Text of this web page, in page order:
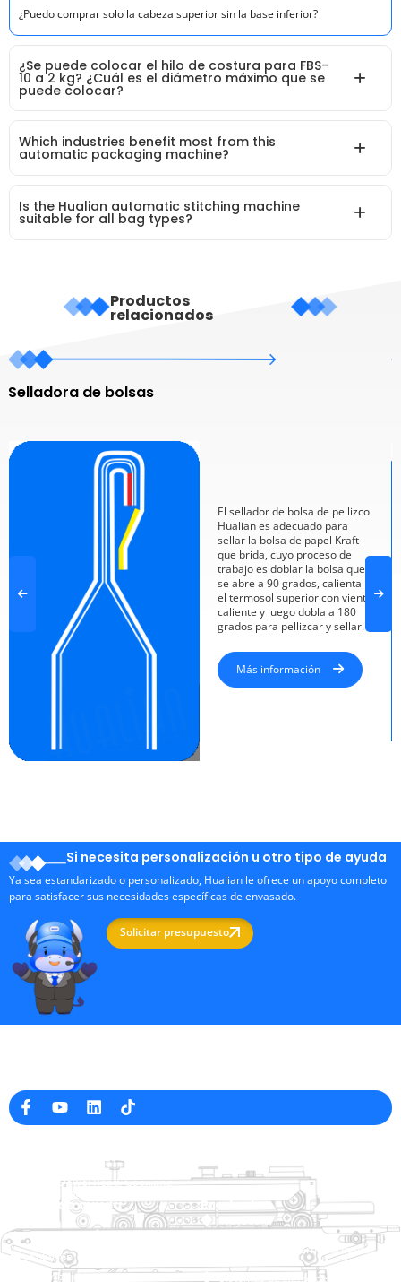
¿Puedo comprar solo la cabeza superior sin la base inferior?
¿Se puede colocar el hilo de costura para FBS-
10 a 2 kg? ¿Cuál es el diámetro máximo que se
puede colocar?
Which industries benefit most from this
automatic packaging machine?
Is the Hualian automatic stitching machine
suitable for all bag types?
Productos
relacionados
Selladora de bolsas
El sellador de bolsa de pellizco
Hualian es adecuado para
sellar la bolsa de papel Kraft
que brida, cuyo proceso de
trabajo es doblar la bolsa que
se abre a 90 grados, calienta
el termosol superior con viento
caliente y luego dobla a 180
grados para pellizcar y sellar.
Más información
Si necesita personalización u otro tipo de ayuda
Ya sea estandarizado o personalizado, Hualian le ofrece un apoyo completo
para satisfacer sus necesidades específicas de envasado.
Solicitar presupuesto
Enlace de ayuda
Productos
Solución
Distribuidor
Productos
TraySealer
Envasadora de termoformado
Sistemas de cierre de bolsas
+8613738733841
No. 2 Dawei Road, Gaoxiang
Zona Industrial, Wenzhou, Zhejiang, China